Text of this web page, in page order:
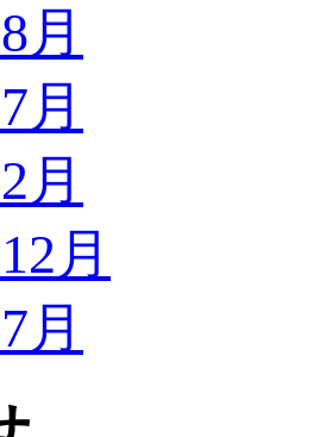
月
月
月
月
月